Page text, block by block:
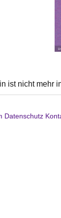
ist nicht mehr
Datenschutz